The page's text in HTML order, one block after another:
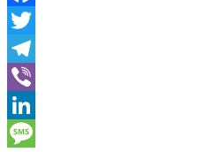
Facebook
Twitter
Telegram
Viber
LinkedIn